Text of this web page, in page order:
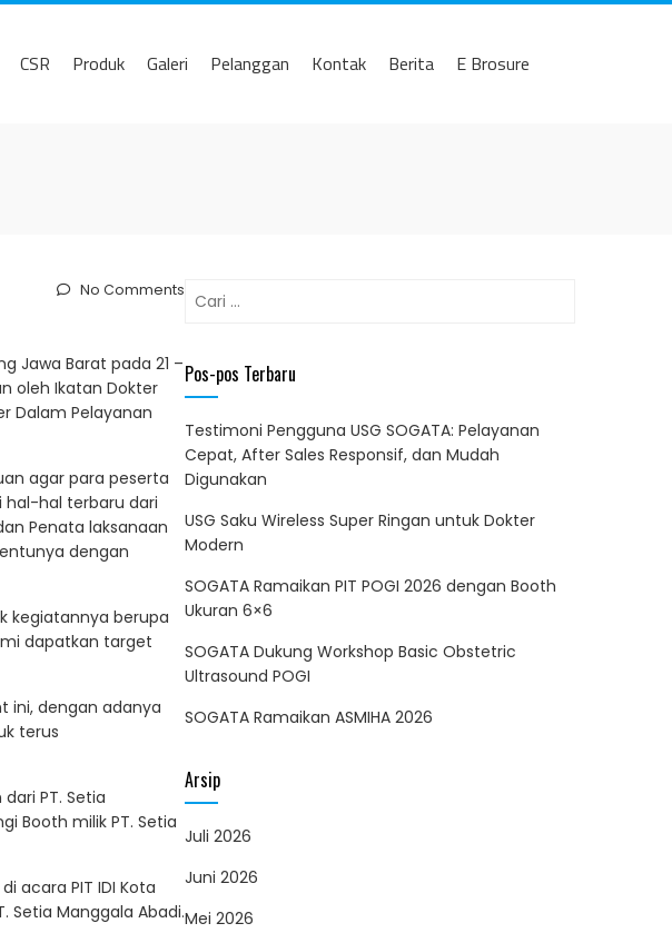
CSR Produk Galeri Pelanggan Kontak Berita E Brosure
No Comments
Jawa Barat pada 21 –
oleh Ikatan Dokter
Dalam Pelayanan
agar para peserta
hal-hal terbaru dari
Penata laksanaan
dengan
kegiatannya berupa
dapatkan target
ini, dengan adanya
terus
PT. Setia
Booth milik PT. Setia
acara PIT IDI Kota
Setia Manggala Abadi.
Cari
Pos-pos Terbaru
Testimoni Pengguna USG SOGATA: Pelayanan
Cepat, After Sales Responsif, dan Mudah
Digunakan
USG Saku Wireless Super Ringan untuk Dokter
Modern
SOGATA Ramaikan PIT POGI 2026 dengan Booth
Ukuran 6×6
SOGATA Dukung Workshop Basic Obstetric
Ultrasound POGI
SOGATA Ramaikan ASMIHA 2026
Arsip
Juli 2026
Juni 2026
Mei 2026